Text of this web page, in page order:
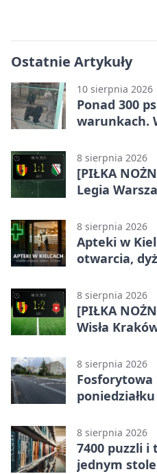
Ostatnie Artykuły
10 sierpnia 2026
Ponad 300
warunkach.
8 sierpnia 2026
[PIŁKA
Legia
zatrzymali
8 sierpnia 2026
Apteki w
otwarcia,
8 sierpnia 2026
[PIŁKA
Wisła
(Grupa IV)
8 sierpnia 2026
Fosforytowa
8 sierpnia 2026
7400 puzzli
jednym